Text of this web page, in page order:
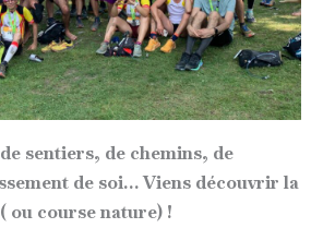
sentiers, de chemins, de
de soi… Viens découvrir la
ou course nature) !